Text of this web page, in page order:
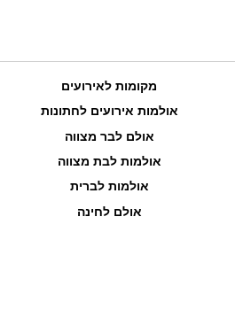
מקומות לאירועים
אולמות אירועים לחתונות
אולם לבר מצווה
אולמות לבת מצווה
אולמות לברית
אולם לחינה